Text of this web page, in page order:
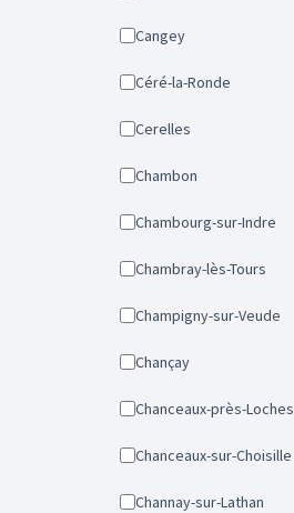
Cangey
Céré-la-Ronde
Cerelles
Chambon
Chambourg-sur-Indre
Chambray-lès-Tours
Champigny-sur-Veude
Chançay
Chanceaux-près-Loches
Chanceaux-sur-Choisille
Channay-sur-Lathan